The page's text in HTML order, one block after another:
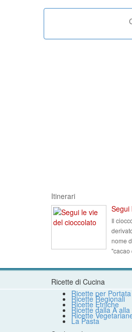
Itinerari
Segui
Il
nome
"cacao
Ricette di Cucina
Ricette per Portata
Ricette Regionali
Ricette Etniche
Ricette dalla A alla
Ricette
La Pasta